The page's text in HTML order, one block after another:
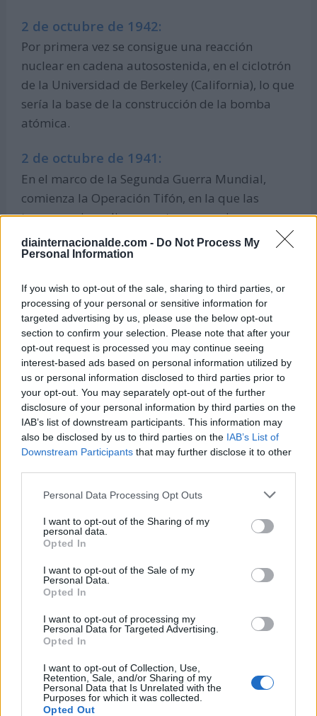
diainternacionalde.com - Do Not Process My
Personal Information
If you wish to opt-out of the sale, sharing to third parties, or
processing of your personal or sensitive information for
targeted advertising by us, please use the below opt-out
section to confirm your selection. Please note that after your
opt-out request is processed you may continue seeing
interest-based ads based on personal information utilized by
us or personal information disclosed to third parties prior to
your opt-out. You may separately opt-out of the further
disclosure of your personal information by third parties on the
IAB’s list of downstream participants. This information may
also be disclosed by us to third parties on the IAB’s List of
Downstream Participants that may further disclose it to other
Personal Data Processing Opt Outs
I want to opt-out of the Sharing of my
personal data.
Opted In
I want to opt-out of the Sale of my
Personal Data.
Opted In
I want to opt-out of processing my
Personal Data for Targeted Advertising.
Opted In
I want to opt-out of Collection, Use,
Retention, Sale, and/or Sharing of my
Personal Data that Is Unrelated with the
Purposes for which it was collected.
Opted Out
2 de octubre de 1942:
Por primera vez se consigue una reacción
nuclear en cadena autosostenida, en el ciclotrón
de la Universidad de Berkeley (California), lo que
sería la base de la construcción de la bomba
atómica.
2 de octubre de 1941:
En el marco de la Segunda Guerra Mundial,
comienza la Operación Tifón, en la que las
tropas nazis realizan un ataque masivo para
invadir Moscú.
Sucede la masacre de Tiberíades (Palestina), en
el marco de la revuelta palestina, en la que 70
atacantes árabes asesinan a 19 inmigrantes
judíos, entre los que se encontraban 11 niños.
2 de octubre de 1924:
Se marca el primer gol olímpico de la historia en
partido oficial (aquel que se anota sacando de
córner directamente). En un encuentro que
enfrentaba a Argentina y Uruguay, en Buenos
2 de octubre de 1835:
Ocurre la batalla de González en Texas (Estados
independencia de Texas de territorio
novohispano.
Efemérides de octubre